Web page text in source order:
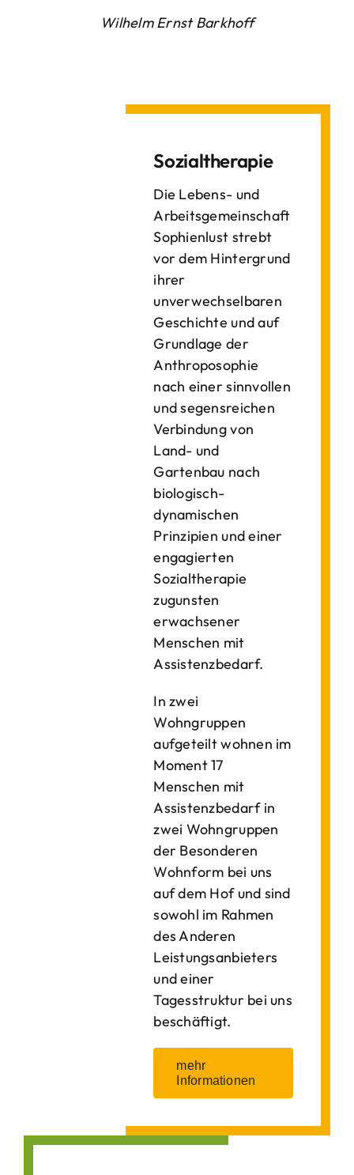
Wilhelm Ernst Barkhoff
Sozialtherapie
Die Lebens- und
Arbeitsgemeinschaft
Sophienlust strebt
vor dem Hintergrund
ihrer
unverwechselbaren
Geschichte und auf
Grundlage der
Anthroposophie
nach einer sinnvollen
und segensreichen
Verbindung von
Land- und
Gartenbau nach
biologisch-
dynamischen
Prinzipien und einer
engagierten
Sozialtherapie
zugunsten
erwachsener
Menschen mit
Assistenzbedarf.
In zwei
Wohngruppen
aufgeteilt wohnen im
Moment 17
Menschen mit
Assistenzbedarf in
zwei Wohngruppen
der Besonderen
Wohnform bei uns
auf dem Hof und sind
sowohl im Rahmen
des Anderen
Leistungsanbieters
und einer
Tagesstruktur bei uns
beschäftigt.
mehr
Informationen